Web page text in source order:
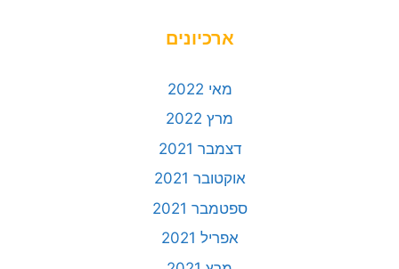
ארכיונים
מאי 2022
מרץ 2022
דצמבר 2021
אוקטובר 2021
ספטמבר 2021
אפריל 2021